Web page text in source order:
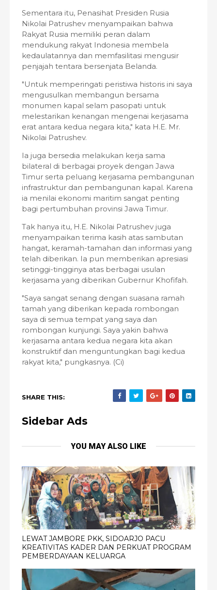
Sementara itu, Penasihat Presiden Rusia
Nikolai Patrushev menyampaikan bahwa
Rakyat Rusia memiliki peran dalam
mendukung rakyat Indonesia membela
kedaulatannya dan memfasilitasi mengusir
penjajah tentara bersenjata Belanda.
"Untuk memperingati peristiwa historis ini saya
mengusulkan membangun bersama
monumen kapal selam pasopati untuk
melestarikan kenangan mengenai kerjasama
erat antara kedua negara kita," kata H.E. Mr.
Nikolai Patrushev.
Ia juga bersedia melakukan kerja sama
bilateral di berbagai proyek dengan Jawa
Timur serta peluang kerjasama pembangunan
infrastruktur dan pembangunan kapal. Karena
ia menilai ekonomi maritim sangat penting
bagi pertumbuhan provinsi Jawa Timur.
Tak hanya itu, H.E. Nikolai Patrushev juga
menyampaikan terima kasih atas sambutan
hangat, keramah-tamahan dan informasi yang
telah diberikan. Ia pun memberikan apresiasi
setinggi-tingginya atas berbagai usulan
kerjasama yang diberikan Gubernur Khofifah.
"Saya sangat senang dengan suasana ramah
tamah yang diberikan kepada rombongan
saya di semua tempat yang saya dan
rombongan kunjungi. Saya yakin bahwa
kerjasama antara kedua negara kita akan
konstruktif dan menguntungkan bagi kedua
rakyat kita," pungkasnya. (Ci)
SHARE THIS:
Sidebar Ads
YOU MAY ALSO LIKE
LEWAT JAMBORE PKK, SIDOARJO PACU
KREATIVITAS KADER DAN PERKUAT PROGRAM
PEMBERDAYAAN KELUARGA